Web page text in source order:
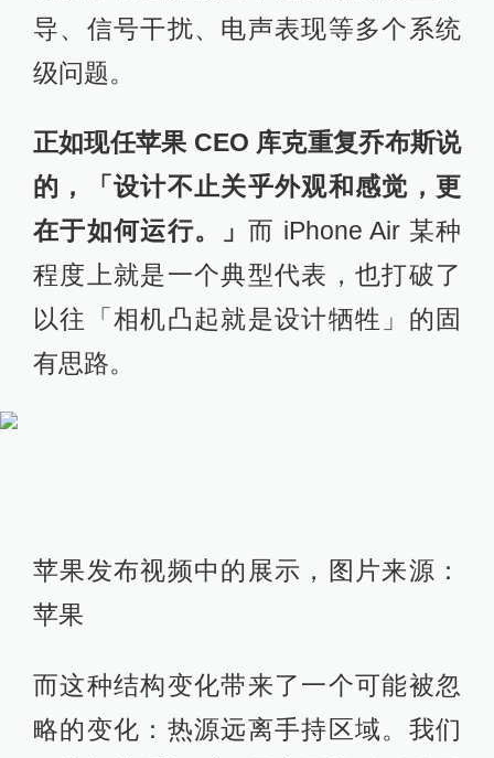
导、信号干扰、电声表现等多个系统
级问题。
正如现任苹果 CEO 库克重复乔布斯说
的，「设计不止关乎外观和感觉，更
在于如何运行。」而 iPhone Air 某种
程度上就是一个典型代表，也打破了
以往「相机凸起就是设计牺牲」的固
有思路。
苹果发布视频中的展示，图片来源：
苹果
而这种结构变化带来了一个可能被忽
略的变化：热源远离手持区域。我们